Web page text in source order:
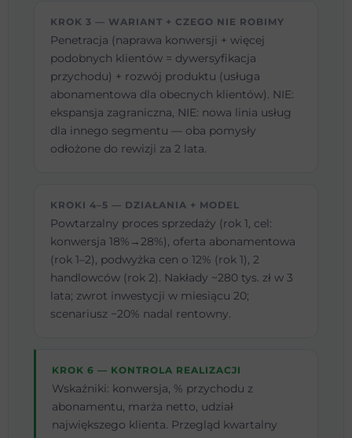
KROK 3 — WARIANT + CZEGO NIE ROBIMY
Penetracja (naprawa konwersji + więcej
podobnych klientów = dywersyfikacja
przychodu) + rozwój produktu (usługa
abonamentowa dla obecnych klientów). NIE:
ekspansja zagraniczna, NIE: nowa linia usług
dla innego segmentu — oba pomysły
odłożone do rewizji za 2 lata.
KROKI 4–5 — DZIAŁANIA + MODEL
Powtarzalny proces sprzedaży (rok 1, cel:
konwersja 18%→28%), oferta abonamentowa
(rok 1–2), podwyżka cen o 12% (rok 1), 2
handlowców (rok 2). Nakłady ~280 tys. zł w 3
lata; zwrot inwestycji w miesiącu 20;
scenariusz −20% nadal rentowny.
KROK 6 — KONTROLA REALIZACJI
Wskaźniki: konwersja, % przychodu z
abonamentu, marża netto, udział
największego klienta. Przegląd kwartalny